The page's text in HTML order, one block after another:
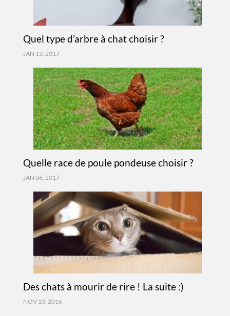
Quel type d’arbre à chat choisir ?
JAN 13, 2017
Quelle race de poule pondeuse choisir ?
JAN 06, 2017
Des chats à mourir de rire ! La suite :)
NOV 13, 2016